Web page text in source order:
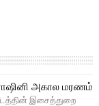
அகால மரணம்
இசைத்துறை